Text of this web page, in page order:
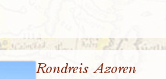
Rondreis Azoren